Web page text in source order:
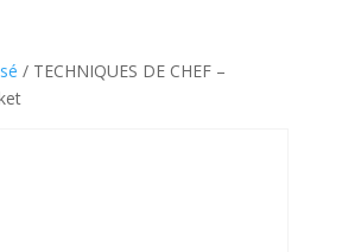
/ TECHNIQUES DE CHEF –